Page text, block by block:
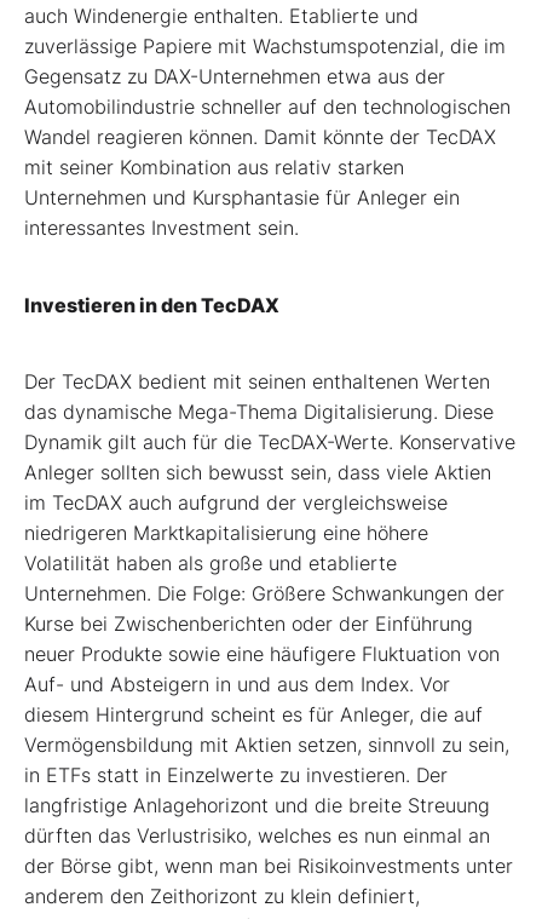
auch Windenergie enthalten. Etablierte und
zuverlässige Papiere mit Wachstumspotenzial, die im
Gegensatz zu DAX-Unternehmen etwa aus der
Automobilindustrie schneller auf den technologischen
Wandel reagieren können. Damit könnte der TecDAX
mit seiner Kombination aus relativ starken
Unternehmen und Kursphantasie für Anleger ein
interessantes Investment sein.
Investieren in den TecDAX
Der TecDAX bedient mit seinen enthaltenen Werten
das dynamische Mega-Thema Digitalisierung. Diese
Dynamik gilt auch für die TecDAX-Werte. Konservative
Anleger sollten sich bewusst sein, dass viele Aktien
im TecDAX auch aufgrund der vergleichsweise
niedrigeren Marktkapitalisierung eine höhere
Volatilität haben als große und etablierte
Unternehmen. Die Folge: Größere Schwankungen der
Kurse bei Zwischenberichten oder der Einführung
neuer Produkte sowie eine häufigere Fluktuation von
Auf- und Absteigern in und aus dem Index. Vor
diesem Hintergrund scheint es für Anleger, die auf
Vermögensbildung mit Aktien setzen, sinnvoll zu sein,
in ETFs statt in Einzelwerte zu investieren. Der
langfristige Anlagehorizont und die breite Streuung
dürften das Verlustrisiko, welches es nun einmal an
der Börse gibt, wenn man bei Risikoinvestments unter
anderem den Zeithorizont zu klein definiert,